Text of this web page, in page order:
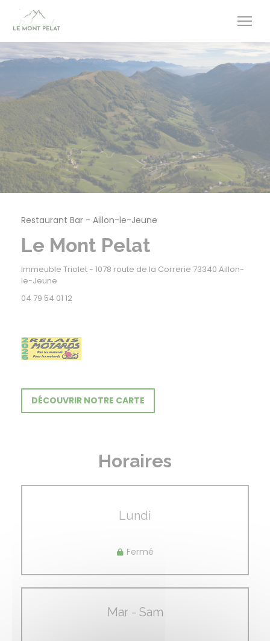
Personnalisation de vos choix en matière de cookies
Restaurant Bar - Aillon-le-Jeune
Le Mont Pelat
Immeuble Triolet - 1078 route de la Correrie 73340 Aillon-
le-Jeune
04 79 54 01 12
DÉCOUVRIR NOTRE CARTE
Horaires
Lundi
Fermé
Mar- Sam